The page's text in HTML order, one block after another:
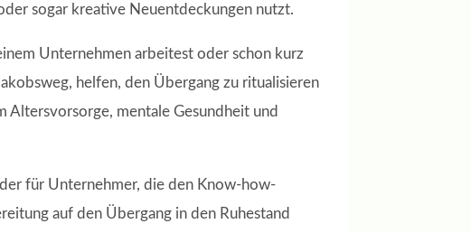
sogar kreative Neuentdeckungen nutzt.
Unternehmen arbeitest oder schon kurz
helfen, den Übergang zu ritualisieren
mentale Gesundheit und
für Unternehmer, die den Know-how-
auf den Übergang in den Ruhestand